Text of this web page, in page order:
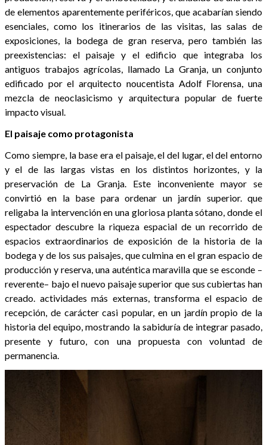
de elementos aparentemente periféricos, que acabarían siendo
esenciales, como los itinerarios de las visitas, las salas de
exposiciones, la bodega de gran reserva, pero también las
preexistencias: el paisaje y el edificio que integraba los
antiguos trabajos agrícolas, llamado La Granja, un conjunto
edificado por el arquitecto noucentista Adolf Florensa, una
mezcla de neoclasicismo y arquitectura popular de fuerte
impacto visual.
El paisaje como protagonista
Como siempre, la base era el paisaje, el del lugar, el del entorno
y el de las largas vistas en los distintos horizontes, y la
preservación de La Granja. Este inconveniente mayor se
convirtió en la base para ordenar un jardín superior. que
religaba la intervención en una gloriosa planta sótano, donde el
espectador descubre la riqueza espacial de un recorrido de
espacios extraordinarios de exposición de la historia de la
bodega y de los sus paisajes, que culmina en el gran espacio de
producción y reserva, una auténtica maravilla que se esconde –
reverente– bajo el nuevo paisaje superior que sus cubiertas han
creado. actividades más externas, transforma el espacio de
recepción, de carácter casi popular, en un jardín propio de la
historia del equipo, mostrando la sabiduría de integrar pasado,
presente y futuro, con una propuesta con voluntad de
permanencia.